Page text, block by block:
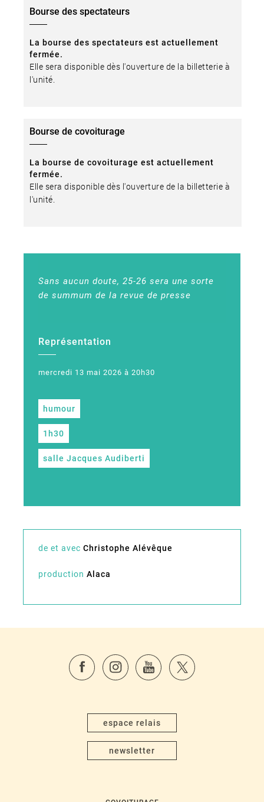
Sans aucun doute, 25-26 sera une sorte
de summum de la revue de presse
Représentation
mercredi 13 mai 2026 à 20h30
humour
1h30
salle Jacques Audiberti
de et avec Christophe Alévêque
production Alaca
Bourse des spectateurs
La bourse des spectateurs est actuellement
fermée.
Elle sera disponible dès l'ouverture de la billetterie à
l'unité.
Bourse de covoiturage
La bourse de covoiturage est actuellement
fermée.
Elle sera disponible dès l'ouverture de la billetterie à
l'unité.
espace relais
newsletter